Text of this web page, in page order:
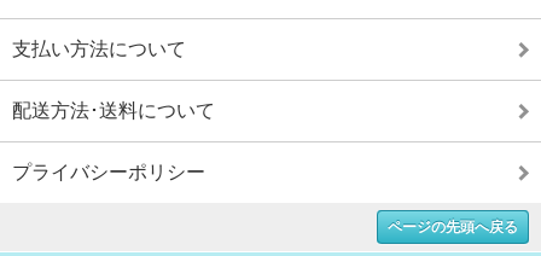
支払い方法について
配送方法･送料について
プライバシーポリシー
ページの先頭へ戻る